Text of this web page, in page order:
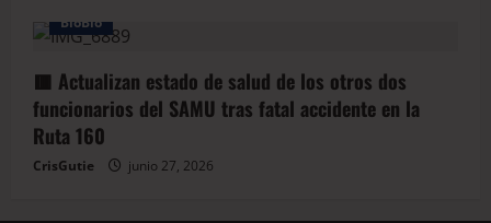
BioBio
🟥 Actualizan estado de salud de los otros dos
funcionarios del SAMU tras fatal accidente en la
Ruta 160
CrisGutie junio 27, 2026